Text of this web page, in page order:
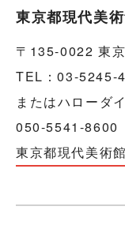
東京都現代美
〒135-0022 東
TEL：03-5245-
またはハローダ
050-5541-8600
東京都現代美術